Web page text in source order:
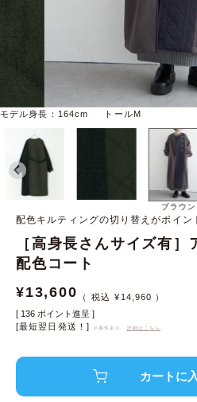
モデル身長：164cm トールM
ブラウン
配色キルティングの切り替えがポイン
［高身長さんサイズ有
配色コート
¥13,600 ¥ 14,960
[ 136 ポイント進呈 ]
[最短翌日発送！]
※条件あり、 詳細はこちら